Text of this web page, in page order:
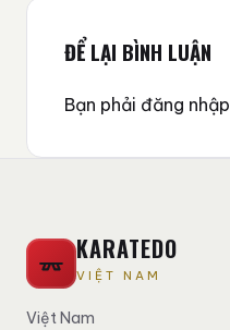
ĐỂ LẠI BÌNH LUẬN
Bạn phải đăng nhập
KARATEDO
VIỆT NAM
Việt Nam